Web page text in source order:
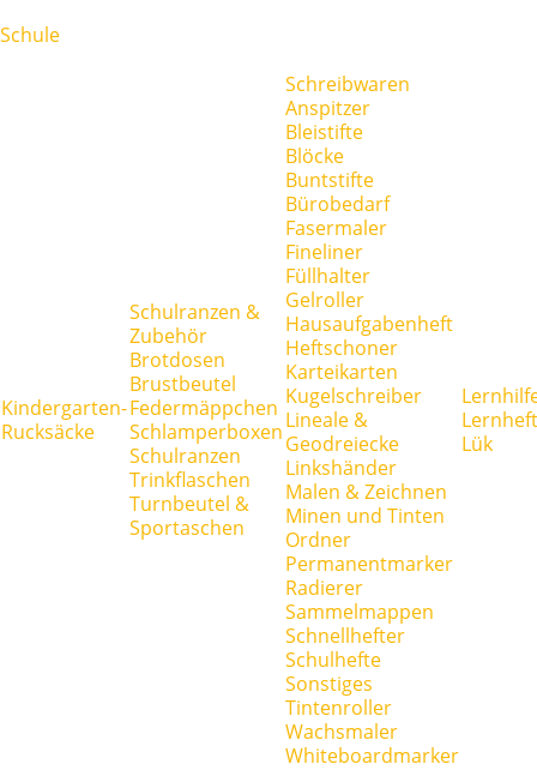
Schule
Kindergarten-
Rucksäcke
Schulranzen &
Zubehör
Brotdosen
Brustbeutel
Federmäppchen
Schlamperboxen
Schulranzen
Trinkflaschen
Turnbeutel &
Sportaschen
Schreibwaren
Anspitzer
Bleistifte
Blöcke
Buntstifte
Bürobedarf
Fasermaler
Fineliner
Füllhalter
Gelroller
Hausaufgabenheft
Heftschoner
Karteikarten
Kugelschreiber
Lineale &
Geodreiecke
Linkshänder
Malen & Zeichnen
Minen und Tinten
Ordner
Permanentmarker
Radierer
Sammelmappen
Schnellhefter
Schulhefte
Sonstiges
Tintenroller
Wachsmaler
Whiteboardmarker
Lük